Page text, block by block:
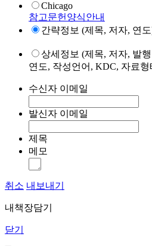
Chicago
참고문헌양식안내
간략정보 (제목, 저자, 연
상세정보 (제목, 저자, 발
연도, 작성언어, KDC, 자료
수신자 이메일
발신자 이메일
제목
메모
취소 내보내기
내책장담기
닫기